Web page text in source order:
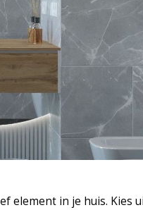
element in je huis. Kies